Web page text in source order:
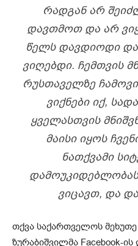
ᲠᲐᲓᲒᲐᲜ ᲐᲠ
ᲓᲐᲕᲗᲛᲝᲗ ᲓᲐ ᲐᲠ
ᲬᲔᲚᲡ ᲓᲐᲕᲓᲘᲝᲓᲘ
ᲕᲘᲦᲔᲑᲓᲘ. ᲩᲔᲛᲗᲕᲘᲡ
ᲠᲣᲡᲗᲐᲕᲔᲚᲖᲔ
ᲕᲘᲥᲜᲔᲑᲘ ᲘᲥ,
ᲧᲕᲔᲚᲐᲡᲗᲕᲘᲡ
ᲛᲐᲘᲡᲘ ᲘᲧᲝᲡ
ᲜᲐᲗᲥᲕᲐᲛᲘ
ᲕᲘᲪᲐᲕᲗ, ᲓᲐ
თქვა საქართველოს
ზურაბიშვილმა Facebook-ის